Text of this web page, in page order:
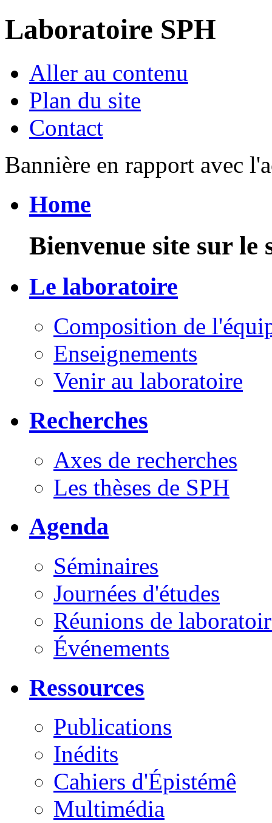
Laboratoire SPH
Aller au contenu
Plan du site
Contact
Bannière en rapport avec
Home
Bienvenue site sur
Le laboratoire
Composition de
Enseignements
Venir au laboratoire
Recherches
Axes de recherches
Les thèses de SPH
Agenda
Séminaires
Journées d'études
Réunions de
Événements
Ressources
Publications
Inédits
Cahiers d'Épistémê
Multimédia